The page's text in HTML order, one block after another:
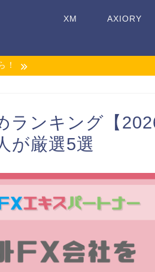
XM AXIORY
！
ンキング【
が厳選5選